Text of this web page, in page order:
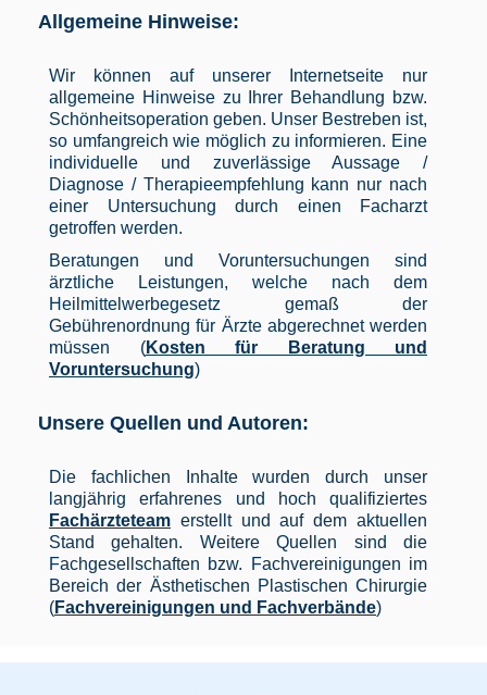
Allgemeine Hinweise:
Wir können auf unserer Internetseite nur
allgemeine Hinweise zu Ihrer Behandlung bzw.
Schönheitsoperation geben. Unser Bestreben ist,
so umfangreich wie möglich zu informieren. Eine
individuelle und zuverlässige Aussage /
Diagnose / Therapieempfehlung kann nur nach
einer Untersuchung durch einen Facharzt
getroffen werden.
Beratungen und Voruntersuchungen sind
ärztliche Leistungen, welche nach dem
Heilmittelwerbegesetz gemaß der
Gebührenordnung für Ärzte abgerechnet werden
müssen (Kosten für Beratung und
Voruntersuchung)
Unsere Quellen und Autoren:
Die fachlichen Inhalte wurden durch unser
langjährig erfahrenes und hoch qualifiziertes
Fachärzteteam erstellt und auf dem aktuellen
Stand gehalten. Weitere Quellen sind die
Fachgesellschaften bzw. Fachvereinigungen im
Bereich der Ästhetischen Plastischen Chirurgie
(Fachvereinigungen und Fachverbände)